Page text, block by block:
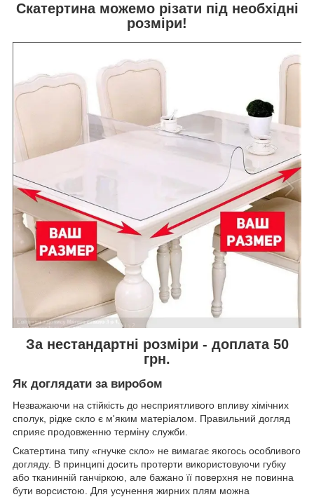
Скатертина можемо різати під необхідні
розміри!
За нестандартні розміри - доплата 50
грн.
Як доглядати за виробом
Незважаючи на стійкість до несприятливого впливу хімічних
сполук, рідке скло є м'яким матеріалом. Правильний догляд
сприяє продовженню терміну служби.
Скатертина типу «гнучке скло» не вимагає якогось особливого
догляду. В принципі досить протерти використовуючи губку
або тканинній ганчіркою, але бажано її поверхня не повинна
бути ворсистою. Для усунення жирних плям можна